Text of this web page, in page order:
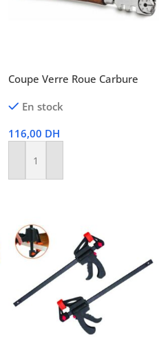
Coupe Verre Roue Carbure
En stock
116,00 DH
Ajouter Au Panier